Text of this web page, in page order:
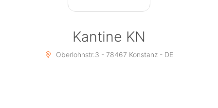
Kantine KN
Oberlohnstr.3 - 78467 Konstanz - DE